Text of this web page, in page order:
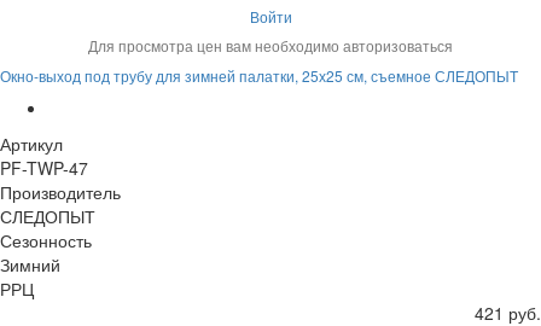
Войти
Для просмотра цен вам необходимо авторизоваться
Окно-выход под трубу для зимней палатки, 25х25 см, съемное СЛЕДОПЫТ
Артикул
PF-TWP-47
Производитель
СЛЕДОПЫТ
Сезонность
Зимний
РРЦ
421 руб.